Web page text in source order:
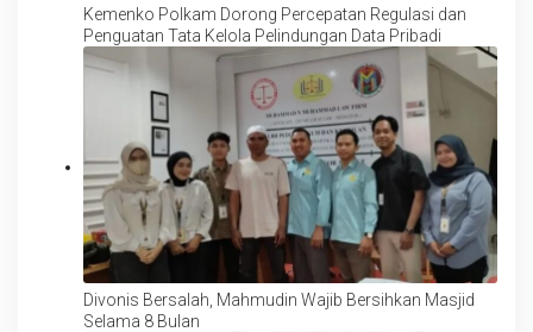
Kemenko Polkam Dorong Percepatan Regulasi dan
Penguatan Tata Kelola Pelindungan Data Pribadi
Divonis Bersalah, Mahmudin Wajib Bersihkan Masjid
Selama 8 Bulan